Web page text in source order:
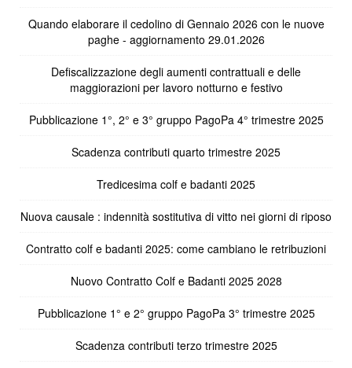
Quando elaborare il cedolino di Gennaio 2026 con le nuove
paghe - aggiornamento 29.01.2026
Defiscalizzazione degli aumenti contrattuali e delle
maggiorazioni per lavoro notturno e festivo
Pubblicazione 1°, 2° e 3° gruppo PagoPa 4° trimestre 2025
Scadenza contributi quarto trimestre 2025
Tredicesima colf e badanti 2025
Nuova causale : indennità sostitutiva di vitto nei giorni di riposo
Contratto colf e badanti 2025: come cambiano le retribuzioni
Nuovo Contratto Colf e Badanti 2025 2028
Pubblicazione 1° e 2° gruppo PagoPa 3° trimestre 2025
Scadenza contributi terzo trimestre 2025